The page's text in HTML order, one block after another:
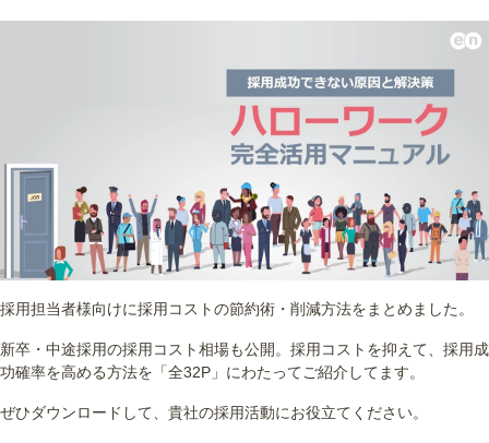
お役立ち資料
採用担当者様向けに採用コストの節約術・削減方法をまとめました。
新卒・中途採用の採用コスト相場も公開。採用コストを抑えて、採用成
功確率を高める方法を「全32P」にわたってご紹介してます。
ぜひダウンロードして、貴社の採用活動にお役立てください。